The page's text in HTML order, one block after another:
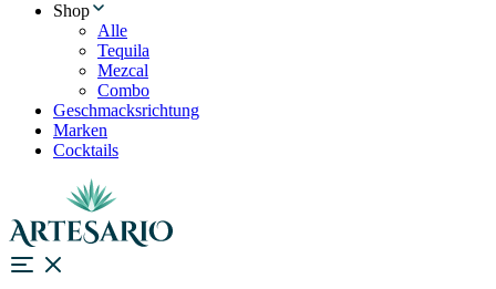
Shop
Alle
Tequila
Mezcal
Combo
Geschmacksrichtung
Marken
Cocktails